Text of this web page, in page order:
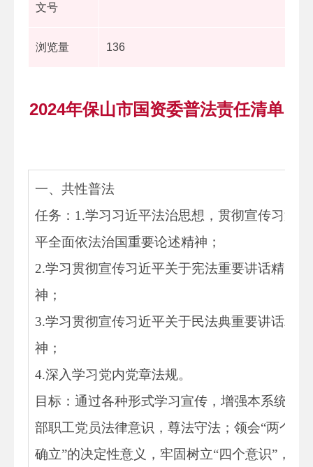
文号
浏览量 136
2024年保山市国资委普法责任清单
一、共性普法
任务： 1.学习习近平法治思想，贯彻宣传习近
平全面依法治国重要论述精神；
2.学习贯彻宣传习近平关于宪法重要讲话精
神；
3.学习贯彻宣传习近平关于民法典重要讲话精
神；
4.深入学习党内党章法规。
目标：通过各种形式学习宣传，增强本系统干
部职工党员法律意识，尊法守法；领会“两个
确立”的决定性意义，牢固树立“四个意识”，